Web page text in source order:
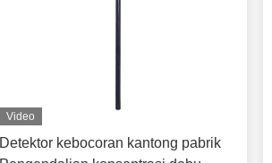
Video
Detektor kebocoran kantong pabrik